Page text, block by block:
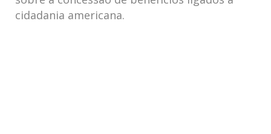
cidadania americana.